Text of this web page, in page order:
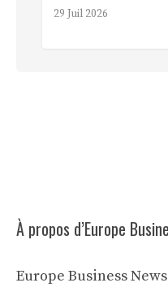
29 Juil 2026
À propos d’Europe
Europe Business